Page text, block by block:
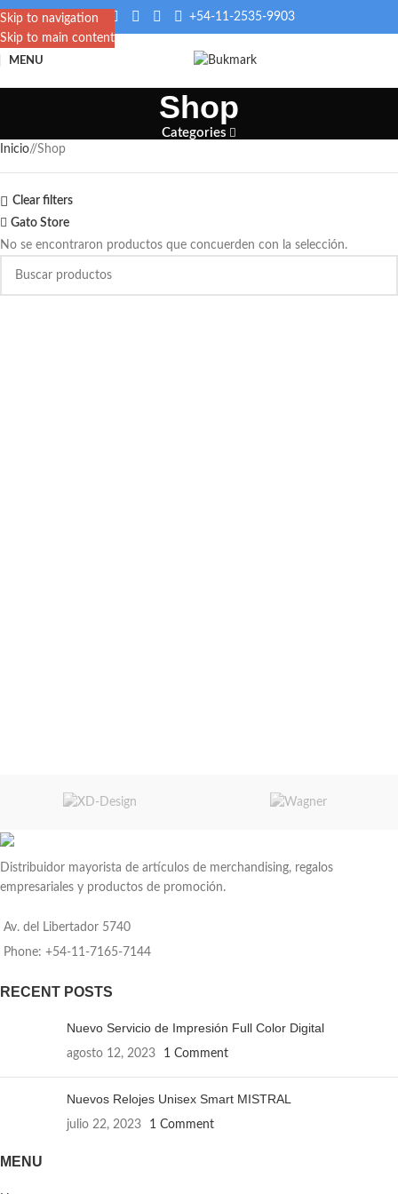
Skip to navigation
Skip to main content
+54-11-2535-9903
MENU
Shop
Categories
Inicio/ Shop
Clear filters
Gato Store
No se encontraron productos que concuerden con la selección.
Distribuidor mayorista de artículos de merchandising, regalos
empresariales y productos de promoción.
Av. del Libertador 5740
Phone: +54-11-7165-7144
RECENT POSTS
Nuevo Servicio de Impresión Full Color Digital
agosto 12, 2023 1 Comment
Nuevos Relojes Unisex Smart MISTRAL
julio 22, 2023 1 Comment
MENU